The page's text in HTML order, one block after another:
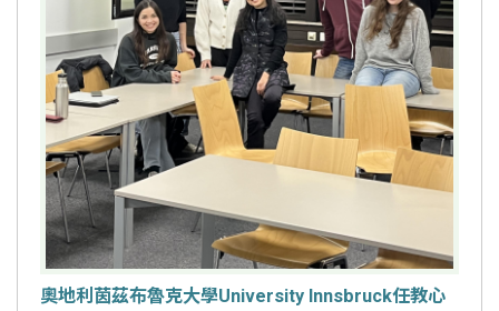
奧地利茵茲布魯克大學University Innsbruck任教心